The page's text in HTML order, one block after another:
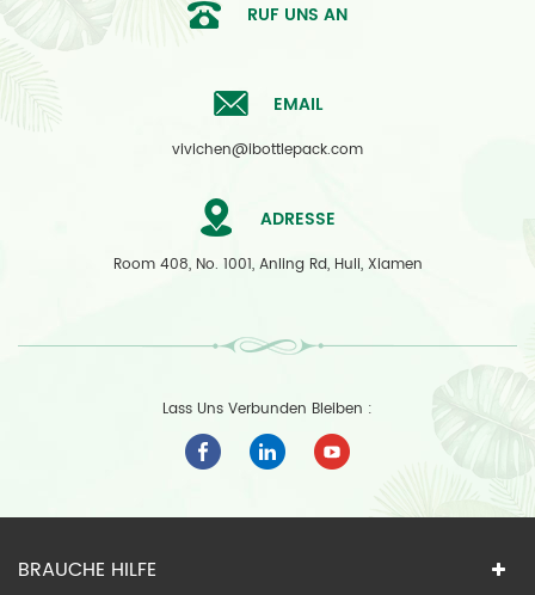
RUF UNS AN
EMAIL
vivichen@ibottlepack.com
ADRESSE
Room 408, No. 1001, Anling Rd, Huli, Xiamen
Lass Uns Verbunden Bleiben :
BRAUCHE HILFE